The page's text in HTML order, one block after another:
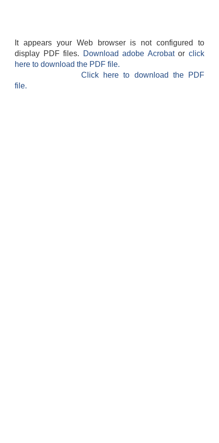
It appears your Web browser is not configured to
display PDF files.
Download adobe Acrobatorclick
here to download the PDF file.
Click here to download the PDF
file.